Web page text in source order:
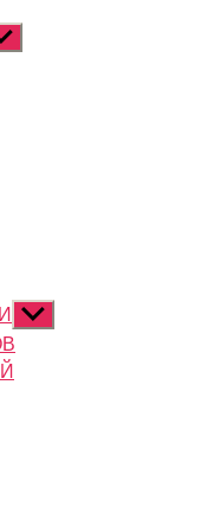
Показывать
подменю